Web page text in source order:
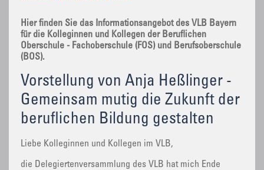
Hier finden Sie das Informationsangebot des VLB Bayern
für die Kolleginnen und Kollegen der Beruflichen
Oberschule - Fachoberschule (FOS) und Berufsoberschule
(BOS).
Vorstellung von Anja Heßlinger -
Gemeinsam mutig die Zukunft der
beruflichen Bildung gestalten
Liebe Kolleginnen und Kollegen im VLB,
die Delegiertenversammlung des VLB hat mich Ende